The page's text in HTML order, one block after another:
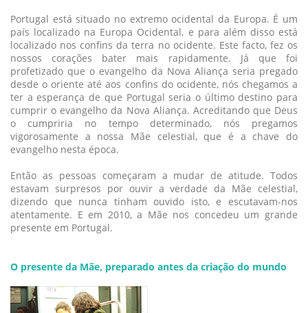
Portugal está situado no extremo ocidental da Europa. É um
país localizado na Europa Ocidental, e para além disso está
localizado nos confins da terra no ocidente. Este facto, fez os
nossos corações bater mais rapidamente. Já que foi
profetizado que o evangelho da Nova Aliança seria pregado
desde o oriente até aos confins do ocidente, nós chegamos a
ter a esperança de que Portugal seria o último destino para
cumprir o evangelho da Nova Aliança. Acreditando que Deus
o cumpriria no tempo determinado, nós pregamos
vigorosamente a nossa Mãe celestial, que é a chave do
evangelho nesta época.
Então as pessoas começaram a mudar de atitude. Todos
estavam surpresos por ouvir a verdade da Mãe celestial,
dizendo que nunca tinham ouvido isto, e escutavam-nos
atentamente. E em 2010, a Mãe nos concedeu um grande
presente em Portugal.
O presente da Mãe, preparado antes da criação do mundo